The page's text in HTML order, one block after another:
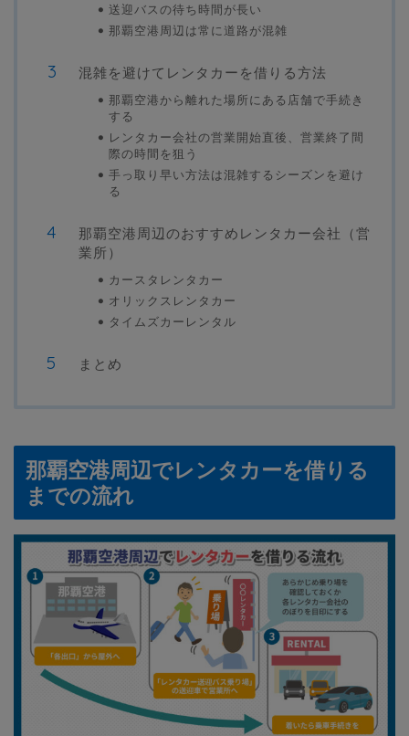
送迎バスの待ち時間が長い
那覇空港周辺は常に道路が混雑
混雑を避けてレンタカーを借りる方法
那覇空港から離れた場所にある店舗で手続き
する
レンタカー会社の営業開始直後、営業終了間
際の時間を狙う
手っ取り早い方法は混雑するシーズンを避け
る
那覇空港周辺のおすすめレンタカー会社（営
業所）
カースタレンタカー
オリックスレンタカー
タイムズカーレンタル
まとめ
那覇空港周辺でレンタカーを借りる
までの流れ